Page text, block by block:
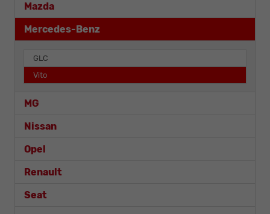
Mazda
Mercedes-Benz
GLC
Vito
MG
Nissan
Opel
Renault
Seat